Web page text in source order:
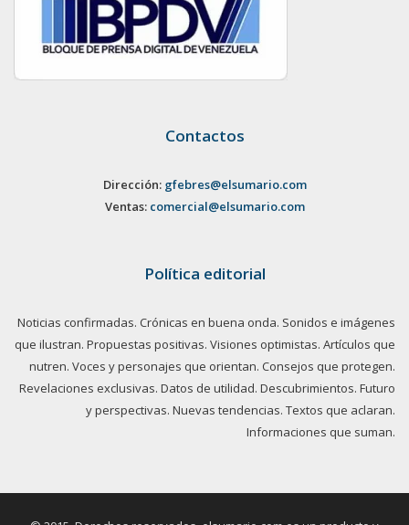
Contactos
Dirección: gfebres@elsumario.com
Ventas: comercial@elsumario.com
Política editorial
Noticias confirmadas. Crónicas en buena onda. Sonidos e imágenes
que ilustran. Propuestas positivas. Visiones optimistas. Artículos que
nutren. Voces y personajes que orientan. Consejos que protegen.
Revelaciones exclusivas. Datos de utilidad. Descubrimientos. Futuro
y perspectivas. Nuevas tendencias. Textos que aclaran.
Informaciones que suman.